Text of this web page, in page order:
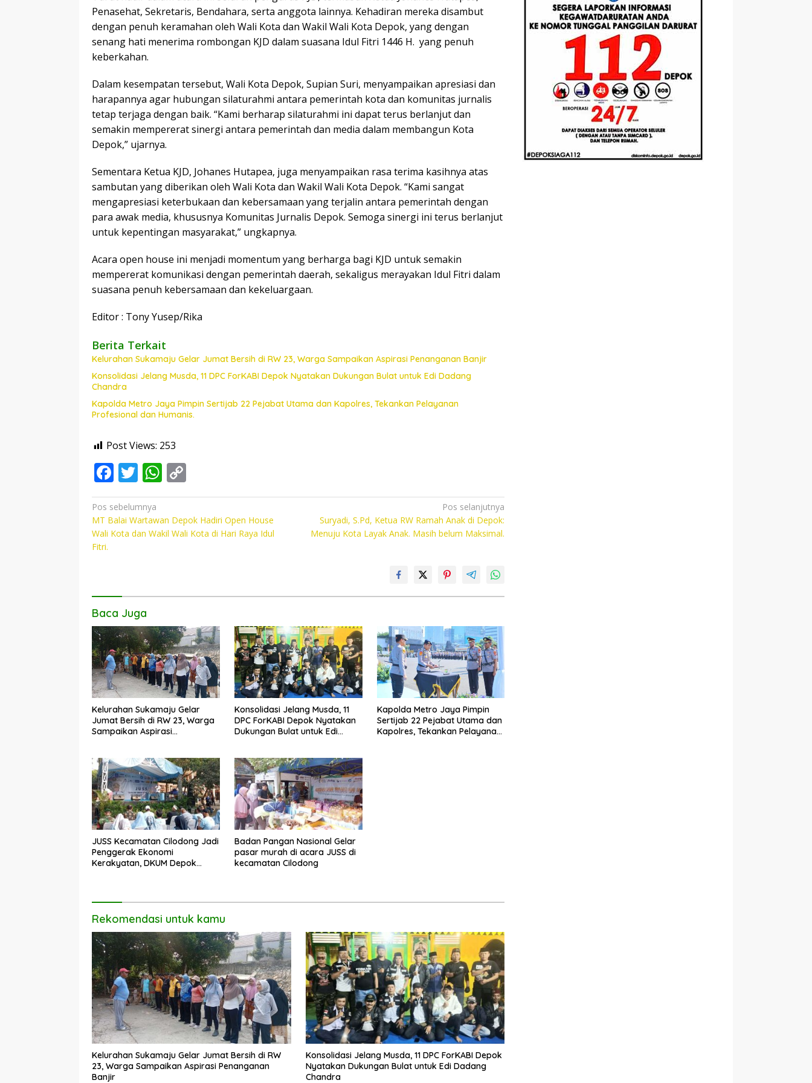
Penasehat, Sekretaris, Bendahara, serta anggota lainnya. Kehadiran mereka disambut
dengan penuh keramahan oleh Wali Kota dan Wakil Wali Kota Depok, yang dengan
senang hati menerima rombongan KJD dalam suasana Idul Fitri 1446 H. yang penuh
keberkahan.
Dalam kesempatan tersebut, Wali Kota Depok, Supian Suri, menyampaikan apresiasi dan
harapannya agar hubungan silaturahmi antara pemerintah kota dan komunitas jurnalis
tetap terjaga dengan baik. “Kami berharap silaturahmi ini dapat terus berlanjut dan
semakin mempererat sinergi antara pemerintah dan media dalam membangun Kota
Depok,” ujarnya.
Sementara Ketua KJD, Johanes Hutapea, juga menyampaikan rasa terima kasihnya atas
sambutan yang diberikan oleh Wali Kota dan Wakil Wali Kota Depok. “Kami sangat
mengapresiasi keterbukaan dan kebersamaan yang terjalin antara pemerintah dengan
para awak media, khususnya Komunitas Jurnalis Depok. Semoga sinergi ini terus berlanjut
untuk kepentingan masyarakat,” ungkapnya.
Acara open house ini menjadi momentum yang berharga bagi KJD untuk semakin
mempererat komunikasi dengan pemerintah daerah, sekaligus merayakan Idul Fitri dalam
suasana penuh kebersamaan dan kekeluargaan.
Editor : Tony Yusep/Rika
Berita Terkait
Kelurahan Sukamaju Gelar Jumat Bersih di RW 23, Warga Sampaikan Aspirasi Penanganan Banjir
Konsolidasi Jelang Musda, 11 DPC ForKABI Depok Nyatakan Dukungan Bulat untuk Edi Dadang
Chandra
Kapolda Metro Jaya Pimpin Sertijab 22 Pejabat Utama dan Kapolres, Tekankan Pelayanan
Profesional dan Humanis.
Post Views: 253
F
ac
e
b
T
w
itt
er
W
h
at
s
o
p
y
Navigasi
pos
Pos sebelumnya
MT Balai Wartawan Depok Hadiri Open House
Wali Kota dan Wakil Wali Kota di Hari Raya Idul
Fitri.
Pos selanjutnya
Suryadi, S.Pd, Ketua RW Ramah Anak di Depok:
Menuju Kota Layak Anak. Masih belum Maksimal.
Baca Juga
Kelurahan Sukamaju Gelar
Jumat Bersih di RW 23, Warga
Sampaikan Aspirasi
Konsolidasi Jelang Musda, 11
DPC ForKABI Depok Nyatakan
Dukungan Bulat untuk Edi
Kapolda Metro Jaya Pimpin
Sertijab 22 Pejabat Utama dan
Kapolres, Tekankan Pelayanan
JUSS Kecamatan Cilodong Jadi
Penggerak Ekonomi
Kerakyatan, DKUM Depok
Badan Pangan Nasional Gelar
pasar murah di acara JUSS di
kecamatan Cilodong
Rekomendasi untuk kamu
Kelurahan Sukamaju Gelar Jumat Bersih di RW
23, Warga Sampaikan Aspirasi Penanganan
Banjir
Konsolidasi Jelang Musda, 11 DPC ForKABI Depok
Nyatakan Dukungan Bulat untuk Edi Dadang
Chandra
Penjelasan
Ilmiahnya
Augmented
Reality
Tahun Ajaran
2026-2027